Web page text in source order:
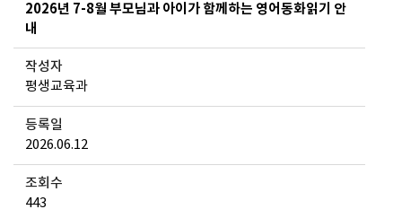
2026년 7-8월 부모님과 아이가 함께하는 영어동화읽기 안
내
작성자
평생교육과
등록일
2026.06.12
조회수
443